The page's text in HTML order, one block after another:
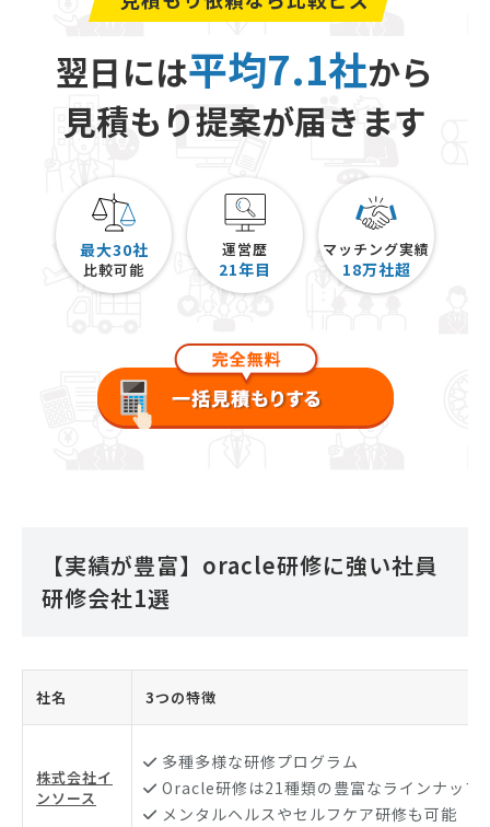
翌日には平均7.1社から
見積もり提案が届きます
最大30社
比較可能
運営歴
21年目
マッチング実績
18万社超
【実績が豊富】oracle研修に強い社員
研修会社1選
社名 3つの特徴
株式会社イ
ンソース
多種多様な研修プログラム
Oracle研修は21種類の豊富なラインナップ
メンタルヘルスやセルフケア研修も可能